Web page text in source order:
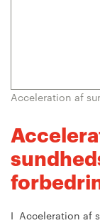
Acceleration af
I Acceleration af